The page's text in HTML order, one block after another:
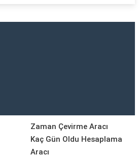
Zaman Çevirme Aracı
Kaç Gün Oldu Hesaplama
Aracı